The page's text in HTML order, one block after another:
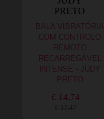
BALA VIBRATÓRIA
COM CONTROLO
REMOTO
RECARREGÁVEL
INTENSE - JUDY
PRETO
€ 14,74
€ 17,47